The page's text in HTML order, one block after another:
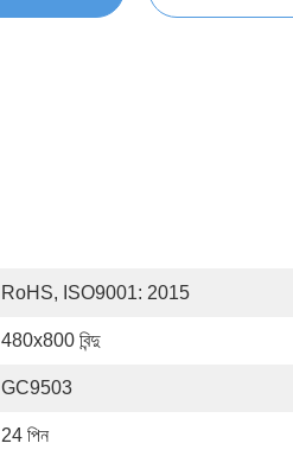
RoHS, ISO9001: 2015
480x800 বিন্দু
GC9503
24 পিন